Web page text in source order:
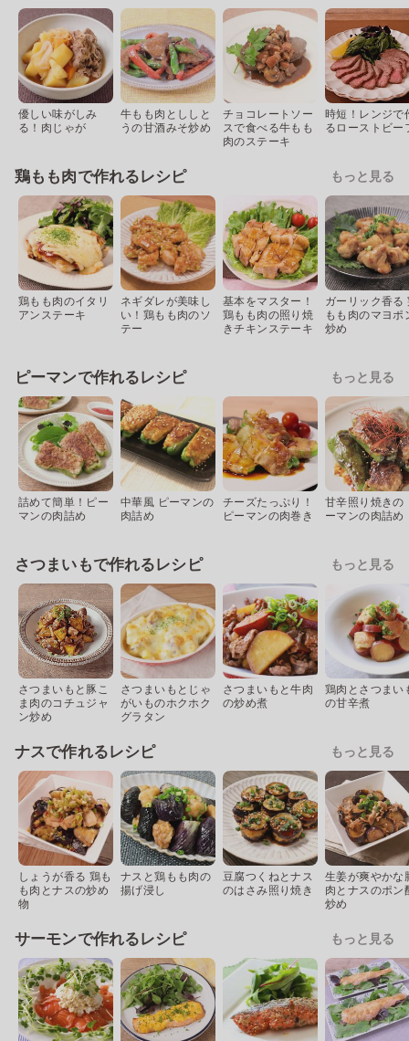
優しい味がしみ
る！肉じゃが
牛もも肉とししと
うの甘酒みそ炒め
チョコレートソー
スで食べる牛もも
肉のステーキ
時短！レンジで
るローストビー
鶏もも肉で作れるレシピ もっと見る
鶏もも肉のイタリ
アンステーキ
ネギダレが美味し
い！鶏もも肉のソ
テー
基本をマスター！
鶏もも肉の照り焼
きチキンステーキ
ガーリック香る
もも肉のマヨポ
炒め
ピーマンで作れるレシピ もっと見る
詰めて簡単！ピー
マンの肉詰め
中華風 ピーマンの
肉詰め
チーズたっぷり！
ピーマンの肉巻き
甘辛照り焼きの
ーマンの肉詰め
さつまいもで作れるレシピ もっと見る
さつまいもと豚こ
ま肉のコチュジャ
ン炒め
さつまいもとじゃ
がいものホクホク
グラタン
さつまいもと牛肉
の炒め煮
鶏肉とさつまい
の甘辛煮
ナスで作れるレシピ もっと見る
しょうが香る 鶏も
も肉とナスの炒め
物
ナスと鶏もも肉の
揚げ浸し
豆腐つくねとナス
のはさみ照り焼き
生姜が爽やかな
肉とナスのポン
炒め
サーモンで作れるレシピ もっと見る